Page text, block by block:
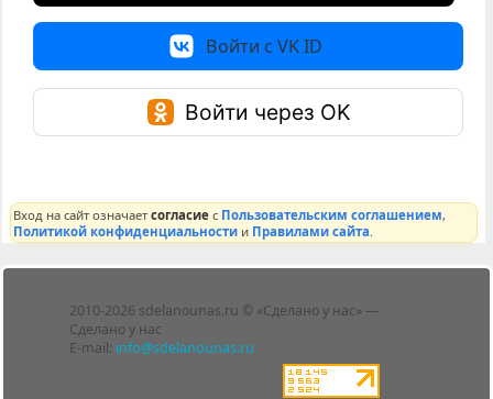
Войти с VK ID
Войти через OK
Вход на сайт означаетсогласие с Пользовательским соглашением,
Политикой конфиденциальности и Правилами сайта
2010-2026 sdelanounas.ru © «Сделано у нас» —
Сделано у нас
E-mail: info@sdelanounas.ru
Блоги
Люди
Политика